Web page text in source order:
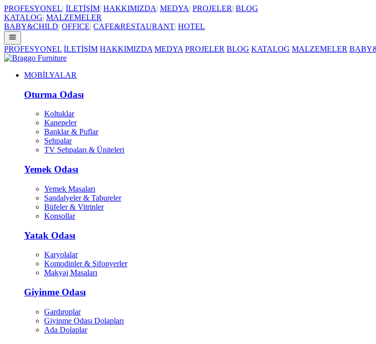
PROFESYONEL| İLETİŞİM| HAKKIMIZDA| MEDYA| PROJELER| BLOG
KATALOG| MALZEMELER
BABY&CHILD| OFFICE| CAFE&RESTAURANT| HOTEL
PROFESYONEL İLETİŞİM HAKKIMIZDA MEDYA PROJELER BLOG KATALOG MALZEMELER
MOBİLYALAR
Oturma Odası
Koltuklar
Kanepeler
Banklar & Puflar
Sehpalar
TV Sehpaları & Üniteleri
Yemek Odası
Yemek Masaları
Sandalyeler & Tabureler
Büfeler & Vitrinler
Konsollar
Yatak Odası
Karyolalar
Komodinler & Şifonyerler
Makyaj Masaları
Giyinme Odası
Gardıroplar
Giyinme Odası Dolapları
Ada Dolaplar